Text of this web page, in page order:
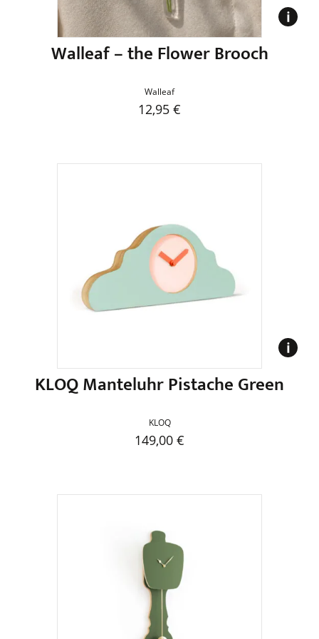
gewählt
werden
Walleaf – the Flower Brooch
Walleaf
12,95 €
weist
auf.
Die
Optionen
können
auf
der
werden
KLOQ Manteluhr Pistache Green
KLOQ
149,00 €